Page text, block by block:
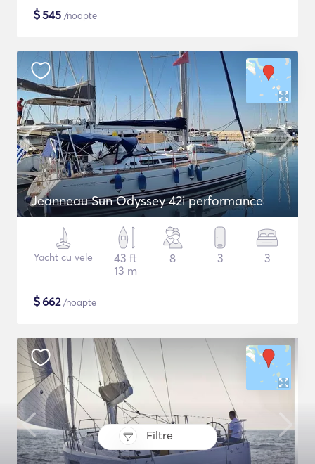
Filtre
$545 /noapte
Jeanneau Sun Odyssey 42i performance
Yacht cu vele
43 ft
13 m
8 3 3
$662/noapte